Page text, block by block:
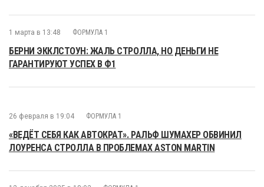
1 марта в 13:48 ФОРМУЛА 1
БЕРНИ ЭККЛСТОУН: ЖАЛЬ СТРОЛЛА, НО ДЕНЬГИ НЕ
ГАРАНТИРУЮТ УСПЕХ В Ф1
26 февраля в 19:04 ФОРМУЛА 1
«ВЕДЁТ СЕБЯ КАК АВТОКРАТ». РАЛЬФ ШУМАХЕР ОБВИНИЛ
ЛОУРЕНСА СТРОЛЛА В ПРОБЛЕМАХ ASTON MARTIN